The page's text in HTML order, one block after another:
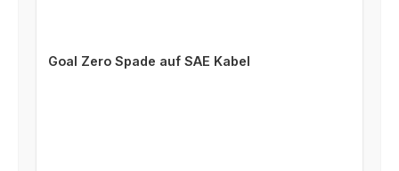
Goal Zero Spade auf SAE Kabel